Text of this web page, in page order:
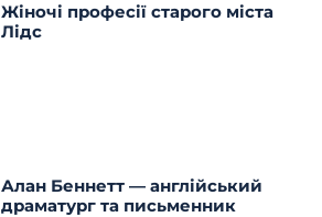
Жіночі професії старого міста
Лідс
Алан Беннетт — англійський
драматург та письменник